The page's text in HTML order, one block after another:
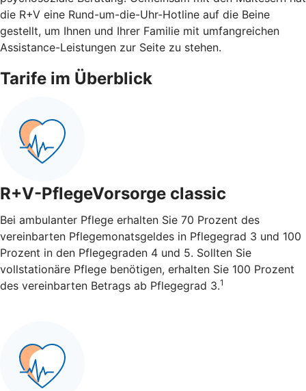
die R+V eine Rund-um-die-Uhr-Hotline auf die Beine
gestellt, um Ihnen und Ihrer Familie mit umfangreichen
Assistance-Leistungen zur Seite zu stehen.
Tarife im Überblick
R+V-PflegeVorsorge classic
Bei ambulanter Pflege erhalten Sie 70 Prozent des
vereinbarten Pflegemonatsgeldes in Pflegegrad 3 und 100
Prozent in den Pflegegraden 4 und 5. Sollten Sie
vollstationäre Pflege benötigen, erhalten Sie 100 Prozent
des vereinbarten Betrags ab Pflegegrad 3.1